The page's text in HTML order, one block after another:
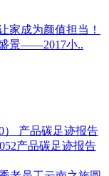
家成为颜值担当！
景——2017小..
） 产品碳足迹报告
产品碳足迹报告